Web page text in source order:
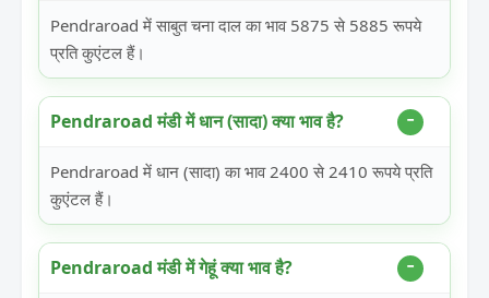
Pendraroad में साबुत चना दाल का भाव 5875 से 5885 रूपये
प्रति कुएंटल हैं।
Pendraroad मंडी में धान (सादा) क्या भाव है?
Pendraroad में धान (सादा) का भाव 2400 से 2410 रूपये प्रति
कुएंटल हैं।
Pendraroad मंडी में गेहूं क्या भाव है?